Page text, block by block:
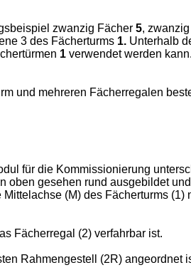
zwanzig Fächer 5,
3 des Fächerturms 1. Unterhalb
1 verwendet werden
und mehreren Fächerregalen
für die Kommissionierung
oben gesehen rund ausgebildet
(M) des Fächerturms
Fächerregal (2) verfahrbar ist.
Rahmengestell (2R) angeordnet